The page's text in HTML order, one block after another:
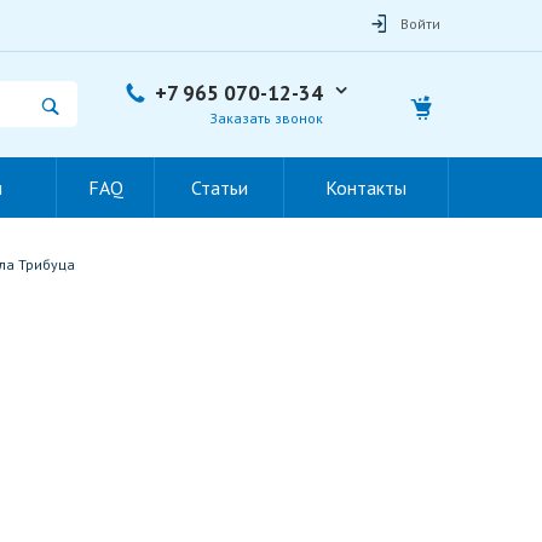
Войти
+7 965 070-12-34
Заказать звонок
FAQ Статьи Контакты
Трибуца